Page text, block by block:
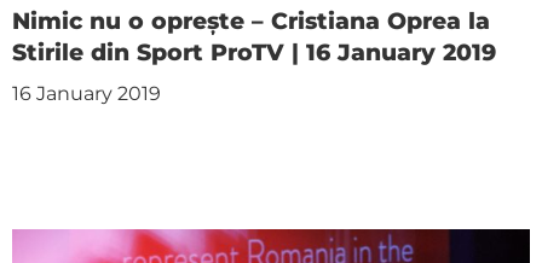
Nimic nu o oprește – Cristiana Oprea la
Stirile din Sport ProTV | 16 January 2019
16 January 2019